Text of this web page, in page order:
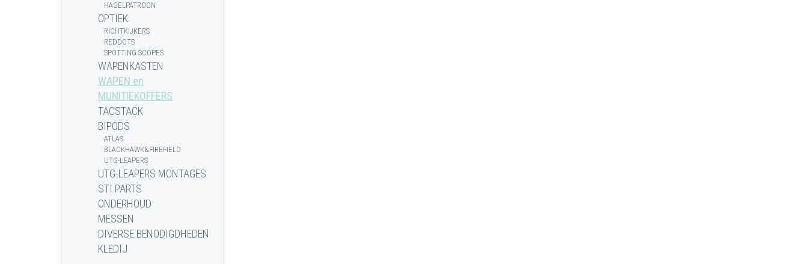
HAGELPATROON
OPTIEK
RICHTKIJKERS
REDDOTS
SPOTTING SCOPES
WAPENKASTEN
WAPEN en
MUNITIEKOFFERS
TACSTACK
BIPODS
ATLAS
BLACKHAWK&FIREFIELD
UTG-LEAPERS
UTG-LEAPERS MONTAGES
STI PARTS
ONDERHOUD
MESSEN
DIVERSE BENODIGDHEDEN
KLEDIJ